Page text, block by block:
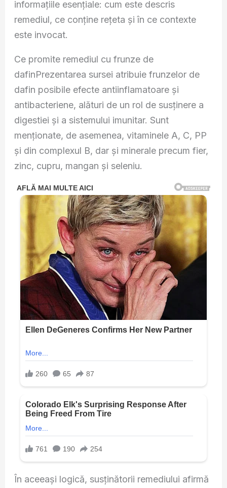
informațiile esențiale: cum este descris
remediul, ce conține rețeta și în ce contexte
este invocat.
Ce promite remediul cu frunze de
dafinPrezentarea sursei atribuie frunzelor de
dafin posibile efecte antiinflamatoare și
antibacteriene, alături de un rol de susținere a
digestiei și a sistemului imunitar. Sunt
menționate, de asemenea, vitaminele A, C, PP
și din complexul B, dar și minerale precum fier,
zinc, cupru, mangan și seleniu.
În aceeași logică, susținătorii remediului afirmă